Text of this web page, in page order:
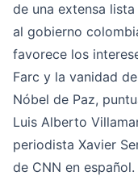
de una extensa
al gobierno
favorece los
Farc y la vanidad
Nóbel de Paz,
Luis Alberto
periodista Xavier
de CNN en español.